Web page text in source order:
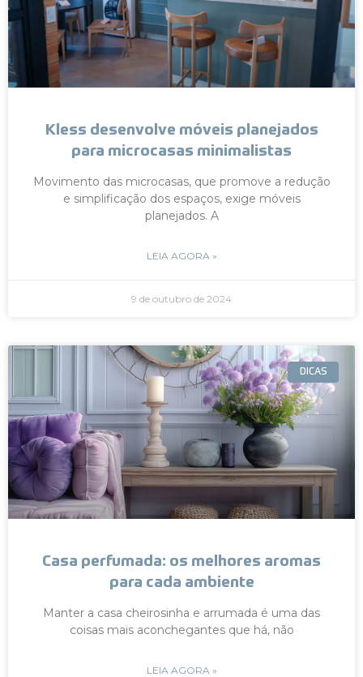
Kless desenvolve móveis planejados
para microcasas minimalistas
Movimento das microcasas, que promove a redução
e simplificação dos espaços, exige móveis
planejados. A
LEIA AGORA »
9 de outubro de 2024
DICAS
Casa perfumada: os melhores aromas
para cada ambiente
Manter a casa cheirosinha e arrumada é uma das
coisas mais aconchegantes que há, não
LEIA AGORA »